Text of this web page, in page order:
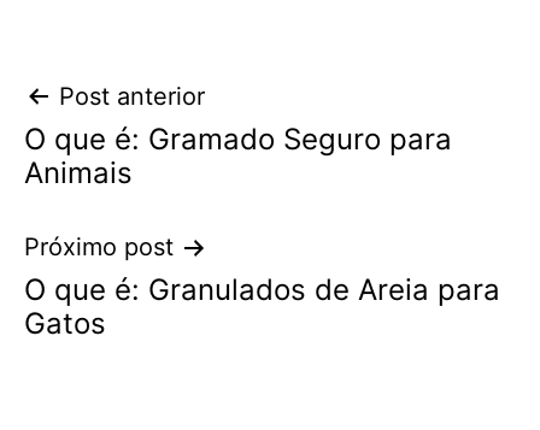
Navegação
de
Post anterior
O que é: Gramado Seguro para
Animais
Próximo post
O que é: Granulados de Areia para
Gatos